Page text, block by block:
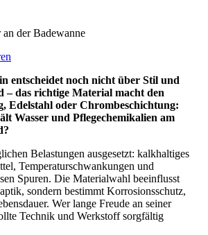
an der Badewanne
entscheidet noch nicht über Stil und
– das richtige Material macht den
Edelstahl oder Chrombeschichtung:
Wasser und Pflegechemikalien am
Belastungen ausgesetzt: kalkhaltiges
Temperaturschwankungen und
Spuren. Die Materialwahl beeinflusst
sondern bestimmt Korrosionsschutz,
Wer lange Freude an seiner
Technik und Werkstoff sorgfältig